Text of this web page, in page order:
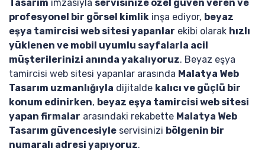
Tasarım imzasıyla servisinize özel güven veren ve
profesyonel bir görsel kimlik inşa ediyor, beyaz
eşya tamircisi web sitesi yapanlar ekibi olarak hızlı
yüklenen ve mobil uyumlu sayfalarla acil
müşterilerinizi anında yakalıyoruz. Beyaz eşya
tamircisi web sitesi yapanlar arasında Malatya Web
Tasarım uzmanlığıyla dijitalde kalıcı ve güçlü bir
konum edinirken, beyaz eşya tamircisi web sitesi
yapan firmalar arasındaki rekabette Malatya Web
Tasarım güvencesiyle servisinizi bölgenin bir
numaralı adresi yapıyoruz.